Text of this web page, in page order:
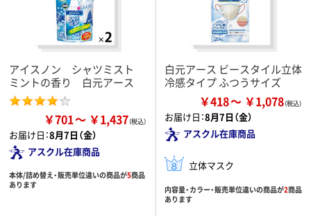
アイスノン シャツミスト
ミントの香り 白元アース
￥701 ￥1,437
お届け日：8月7日（金）
アスクル在庫商品
本体/詰め替え・販売単位違いの商品が5商品
あります
白元アース ビースタイル立体
冷感タイプ ふつうサイズ
￥418 ￥1,078
お届け日：8月7日（金）
アスクル在庫商品
立体マスク
内容量・カラー・販売単位違いの商品が2商品
あります